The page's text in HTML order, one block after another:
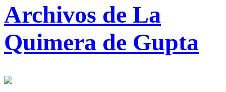
Archivos de La
Quimera de Gupta